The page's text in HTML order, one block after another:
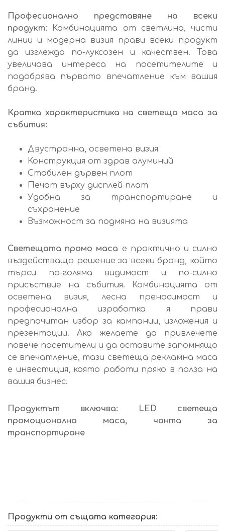
Професионално представяне на всеки
продукт: Комбинацията от светлина, чисти
линии и модерна визия прави всеки продукт
да изглежда по-луксозен и качествен. Това
увеличава интереса на посетителите и
подобрява първото впечатление към вашия
бранд.
Кратка характеристика на светеща маса за
събития:
Двустранна, осветена визия
Конструкция от здрав алуминий
Стабилен дървен плот
Печат върху дисплей плат
Удобна за транспортиране и
съхранение
Възможност за подмяна на визията
Светещата промо маса е практично и силно
въздействащо решение за всеки бранд, който
търси по-голяма видимост и по-силно
присъствие на събития. Комбинацията от
осветена визия, лесна преносимост и
професионална изработка я прави
предпочитан избор за кампании, изложения и
презентации. Ако желаете да привлечете
повече посетители и да оставите запомнящо
се впечатление, тази светеща рекламна маса
е инвестиция, която работи пряко в полза на
вашия бизнес.
Продуктът включва: LED светеща
промоционална маса, чанта за
транспортиране
Продукти от същата категория: